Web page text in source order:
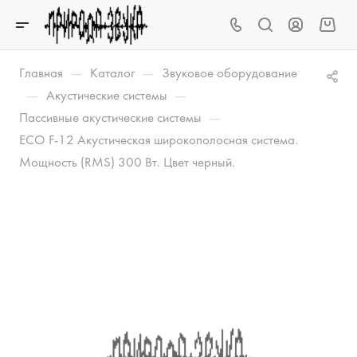
Главная — Каталог — Звуковое оборудование
— Акустические системы —
Пассивные акустические системы —
ECO F-12 Акустическая широкополосная система.
Мощность (RMS) 300 Вт. Цвет черный.